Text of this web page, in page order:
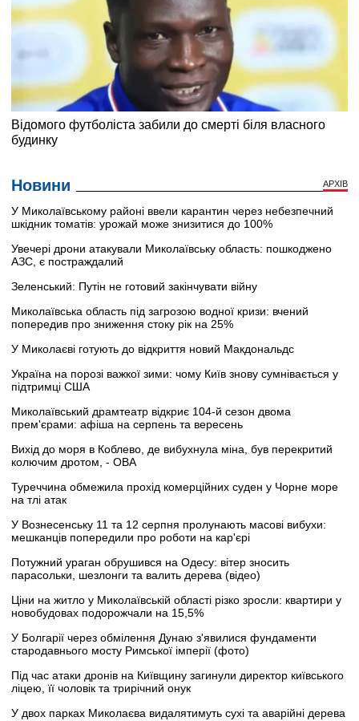
Новини АРХІВ
У Миколаївському районі ввели карантин через небезпечний
шкідник томатів: урожай може знизитися до 100%
Увечері дрони атакували Миколаївську область: пошкоджено
АЗС, є постраждалий
Зеленський: Путін не готовий закінчувати війну
Миколаївська область під загрозою водної кризи: вчений
попередив про зниження стоку рік на 25%
У Миколаєві готують до відкриття новий Макдональдс
Україна на порозі важкої зими: чому Київ знову сумнівається у
підтримці США
Миколаївський драмтеатр відкриє 104-й сезон двома
прем'єрами: афіша на серпень та вересень
Вихід до моря в Коблево, де вибухнула міна, був перекритий
колючим дротом, - ОВА
Туреччина обмежила прохід комерційних суден у Чорне море
на тлі атак
У Вознесенську 11 та 12 серпня пролунають масові вибухи:
мешканців попередили про роботи на кар'єрі
Потужний ураган обрушився на Одесу: вітер зносить
парасольки, шезлонги та валить дерева (відео)
Ціни на житло у Миколаївській області різко зросли: квартири у
новобудовах подорожчали на 15,5%
У Болгарії через обмілення Дунаю з'явилися фундаменти
стародавнього мосту Римської імперії (фото)
Під час атаки дронів на Київщину загинули директор київського
ліцею, її чоловік та трирічний онук
У двох парках Миколаєва видалятимуть сухі та аварійні дерева